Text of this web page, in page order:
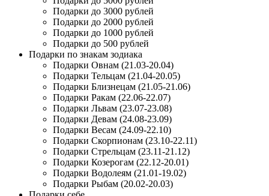
Подарки до 3000 рублей
Подарки до 2000 рублей
Подарки до 1000 рублей
Подарки до 500 рублей
Подарки по знакам зодиака
Подарки Овнам (21.03-20.04)
Подарки Тельцам (21.04-20.05)
Подарки Близнецам (21.05-21.06)
Подарки Ракам (22.06-22.07)
Подарки Львам (23.07-23.08)
Подарки Девам (24.08-23.09)
Подарки Весам (24.09-22.10)
Подарки Скорпионам (23.10-22.11)
Подарки Стрельцам (23.11-21.12)
Подарки Козерогам (22.12-20.01)
Подарки Водолеям (21.01-19.02)
Подарки Рыбам (20.02-20.03)